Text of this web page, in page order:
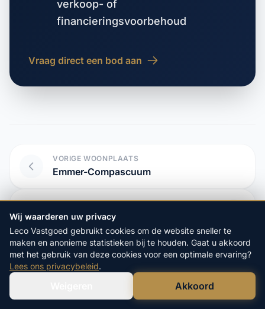
verkoop- of
financieringsvoorbehoud
Vraag direct een bod aan
VORIGE WOONPLAATS
Emmer-Compascuum
VOLGENDE WOONPLAATS
Start hier uw vrijblijvende
Bel Ons Direct
Wij waarderen uw privacy
Leco Vastgoed gebruikt cookies om de website sneller te
maken en anonieme statistieken bij te houden. Gaat u akkoord
met het gebruik van deze cookies voor een optimale ervaring?
Lees ons privacybeleid.
Akkoord